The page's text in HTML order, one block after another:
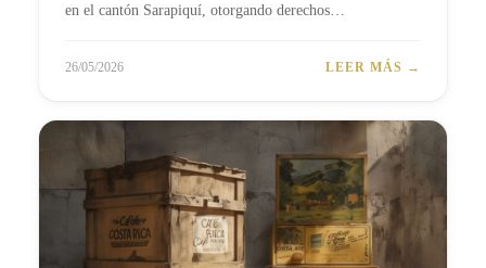
en el cantón Sarapiquí, otorgando derechos…
26/05/2026 LEER MÁS →